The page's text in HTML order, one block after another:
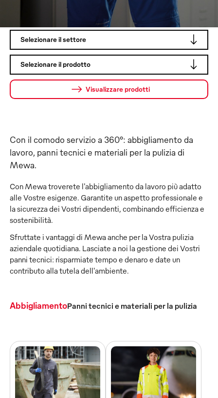
Selezionare il settore
Selezionare il prodotto
Visualizzare prodotti
Con il comodo servizio a 360°: abbigliamento da
lavoro, panni tecnici e materiali per la pulizia di
Mewa.
Con Mewa troverete l'abbigliamento da lavoro più adatto
alle Vostre esigenze. Garantite un aspetto professionale e
la sicurezza dei Vostri dipendenti, combinando efficienza e
sostenibilità.
Sfruttate i vantaggi di Mewa anche per la Vostra pulizia
aziendale quotidiana. Lasciate a noi la gestione dei Vostri
panni tecnici: risparmiate tempo e denaro e date un
contributo alla tutela dell'ambiente.
AbbigliamentoPanni tecnici e materiali per la pulizia